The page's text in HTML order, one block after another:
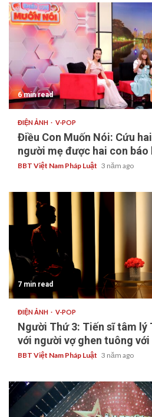
6 min read
ĐIỆN ẢNH V-POP
Điều Con Muốn Nói: Cứu
người mẹ được hai con báo
BBT Việt Nam Pháp Luật 3 năm ago
7 min read
ĐIỆN ẢNH V-POP
Người Thứ 3: Tiến sĩ tâm lý
với người vợ ghen tuông với
BBT Việt Nam Pháp Luật 3 năm ago